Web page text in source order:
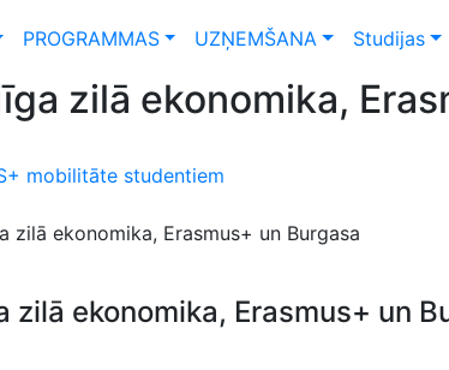
PROGRAMMAS UZŅEMŠANA Studijas
zilā ekonomika,
mobilitāte studentiem
zilā ekonomika, Erasmus+ un Burgasa
zilā ekonomika, Erasmus+ un